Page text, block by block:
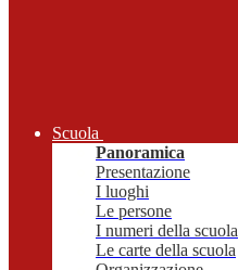
Scuola
Panoramica
Presentazione
I luoghi
Le persone
I numeri della scuola
Le carte della scuola